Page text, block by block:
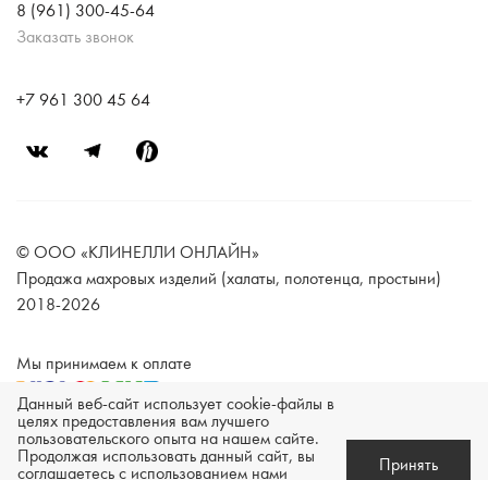
8 (961) 300-45-64
Заказать звонок
+7 961 300 45 64
© ООО «КЛИНЕЛЛИ ОНЛАЙН»
Продажа махровых изделий (халаты, полотенца, простыни)
2018-2026
Мы принимаем к оплате
Техническая поддержка -
Данный веб-сайт использует cookie-файлы в
целях предоставления вам лучшего
пользовательского опыта на нашем сайте.
Продолжая использовать данный сайт, вы
соглашаетесь с использованием нами
Принять